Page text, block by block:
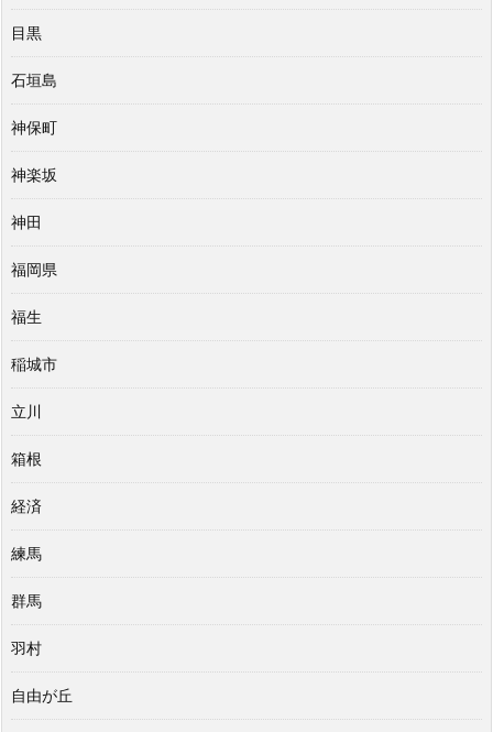
目黒
石垣島
神保町
神楽坂
神田
福岡県
福生
稲城市
立川
箱根
経済
練馬
群馬
羽村
自由が丘